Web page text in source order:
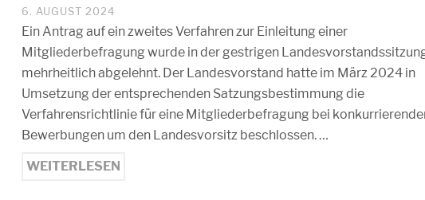
6. AUGUST 2024
Ein Antrag auf ein zweites Verfahren zur Einleitung einer
Mitgliederbefragung wurde in der gestrigen
mehrheitlich abgelehnt. Der Landesvorstand hatte im März 2024 in
Umsetzung der entsprechenden Satzungsbestimmung die
Verfahrensrichtlinie für eine Mitgliederbefragung bei
Bewerbungen um den Landesvorsitz beschlossen. …
WEITERLESEN